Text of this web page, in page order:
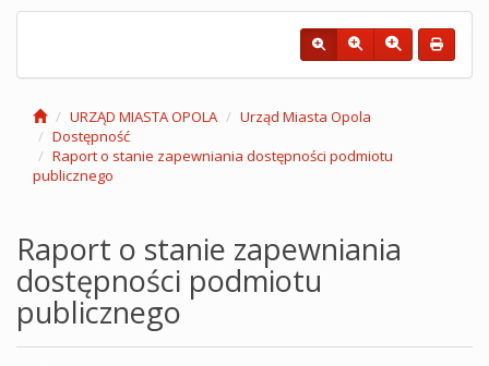
URZĄD MIASTA OPOLA
Urząd Miasta Opola
Dostępność
Raport o stanie zapewniania dostępności podmiotu
publicznego
Raport o stanie zapewniania
dostępności podmiotu
publicznego